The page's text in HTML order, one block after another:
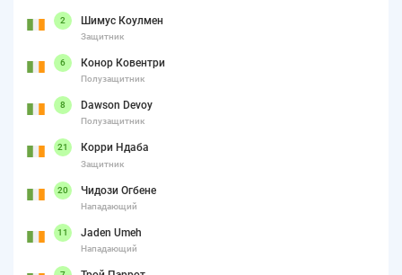
2 Шимус Коулмен
Защитник
6 Конор Ковентри
Полузащитник
8 Dawson Devoy
Полузащитник
21 Корри Ндаба
Защитник
20 Чидози Огбене
Нападающий
11 Jaden Umeh
Нападающий